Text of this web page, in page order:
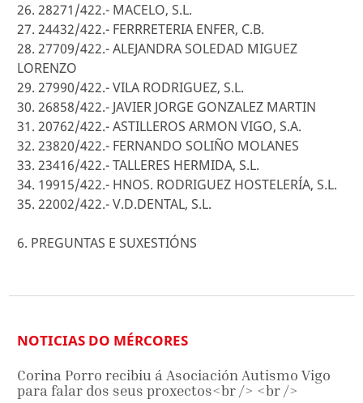
26. 28271/422.- MACELO, S.L.
27. 24432/422.- FERRRETERIA ENFER, C.B.
28. 27709/422.- ALEJANDRA SOLEDAD MIGUEZ
LORENZO
29. 27990/422.- VILA RODRIGUEZ, S.L.
30. 26858/422.- JAVIER JORGE GONZALEZ MARTIN
31. 20762/422.- ASTILLEROS ARMON VIGO, S.A.
32. 23820/422.- FERNANDO SOLIÑO MOLANES
33. 23416/422.- TALLERES HERMIDA, S.L.
34. 19915/422.- HNOS. RODRIGUEZ HOSTELERÍA, S.L.
35. 22002/422.- V.D.DENTAL, S.L.
6. PREGUNTAS E SUXESTIÓNS
NOTICIAS DO MÉRCORES
Corina Porro recibiu á Asociación Autismo Vigo
para falar dos seus proxectos<br /> <br />